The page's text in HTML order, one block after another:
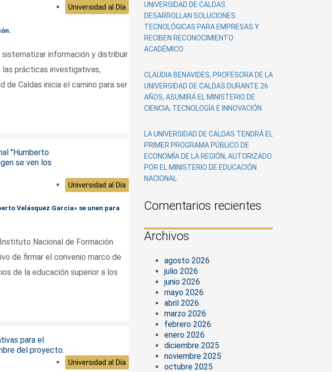
Universidad al Día
información y distribuir
prácticas investigativas,
de Caldas inicia el camino para ser
Universidad al Día
Velásquez García» se unen para
Nacional de Formación
de firmar el convenio marco de
de la educación superior a los
Universidad al Día
UNIVERSIDAD DE CALDAS
DESARROLLAN SOLUCIONES
TECNOLÓGICAS PARA EMPRESAS Y
RECIBEN RECONOCIMIENTO
ACADÉMICO
CLAUDIA BENAVIDES, PROFESORA DE LA
UNIVERSIDAD DE CALDAS DURANTE 26
AÑOS, ASUMIRÁ EL MINISTERIO DE
CIENCIA, TECNOLOGÍA E INNOVACIÓN
LA UNIVERSIDAD DE CALDAS TENDRÁ EL
PRIMER PROGRAMA PÚBLICO DE
ECONOMÍA DE LA REGIÓN, AUTORIZADO
POR EL MINISTERIO DE EDUCACIÓN
NACIONAL
Comentarios recientes
Archivos
agosto 2026
julio 2026
junio 2026
mayo 2026
abril 2026
marzo 2026
febrero 2026
enero 2026
diciembre 2025
noviembre 2025
octubre 2025